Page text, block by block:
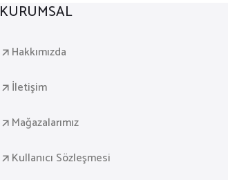
KURUMSAL
Hakkımızda
İletişim
Mağazalarımız
Kullanıcı Sözleşmesi